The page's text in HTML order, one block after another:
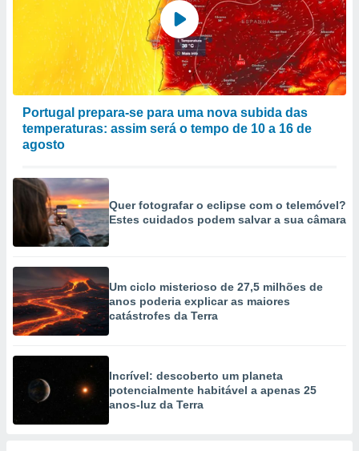
Portugal prepara-se para uma nova subida das
temperaturas: assim será o tempo de 10 a 16 de
agosto
Quer fotografar o eclipse com o telemóvel?
Estes cuidados podem salvar a sua câmara
Um ciclo misterioso de 27,5 milhões de
anos poderia explicar as maiores
catástrofes da Terra
Incrível: descoberto um planeta
potencialmente habitável a apenas 25
anos-luz da Terra